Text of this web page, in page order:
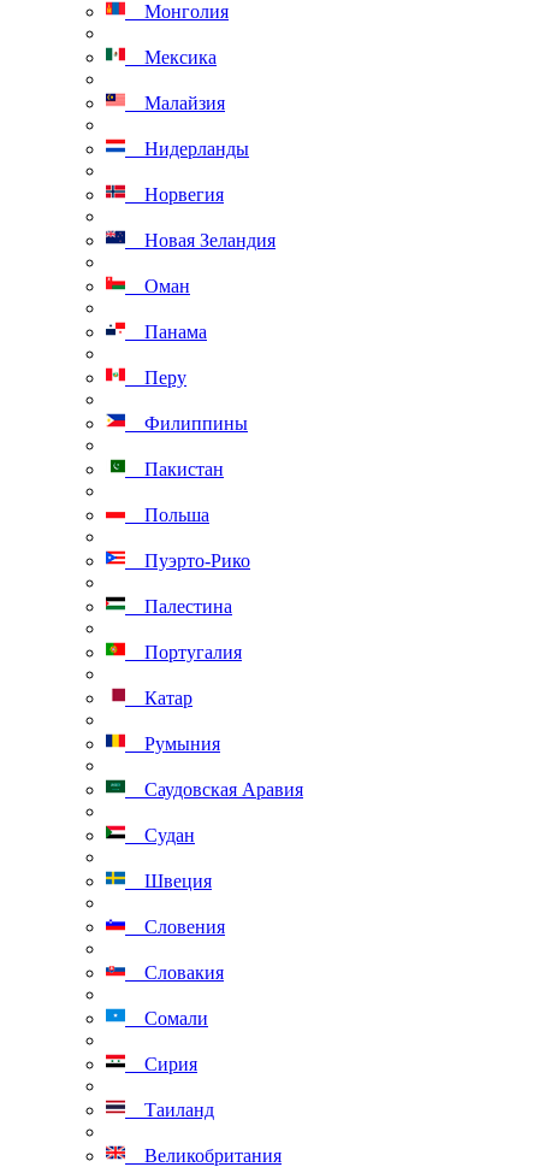
Монголия
Мексика
Малайзия
Нидерланды
Норвегия
Новая Зеландия
Оман
Панама
Перу
Филиппины
Пакистан
Польша
Пуэрто-Рико
Палестина
Португалия
Катар
Румыния
Саудовская Аравия
Судан
Швеция
Словения
Словакия
Сомали
Сирия
Таиланд
Великобритания